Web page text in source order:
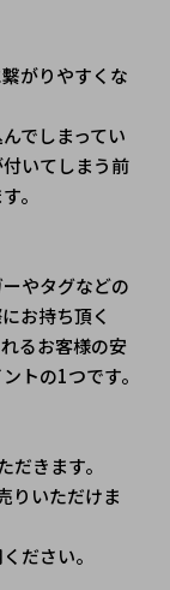
がりやすくな
でしまってい
いてしまう前
。
やタグなどの
お持ち頂く
るお客様の安
トの1つです。
きます。
りいただけま
ださい。